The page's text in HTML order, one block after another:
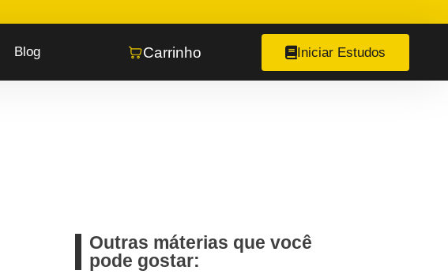
Blog Carrinho Iniciar Estudos
Outras máterias que você
pode gostar: